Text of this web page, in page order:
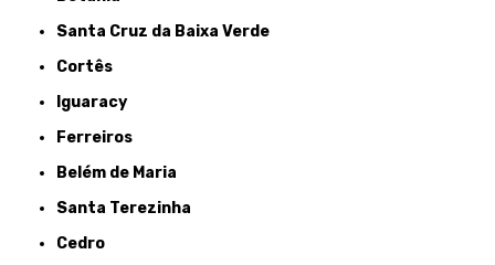
Santa Cruz da Baixa Verde
Cortês
Iguaracy
Ferreiros
Belém de Maria
Santa Terezinha
Cedro